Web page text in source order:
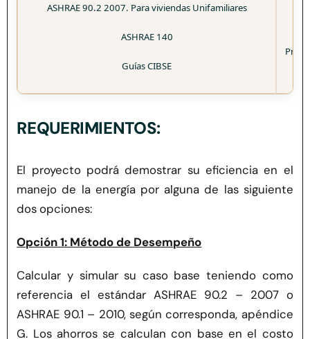
ASHRAE 90.2 2007. Para viviendas Unifamiliares
ASHRAE 140
Guías CIBSE
REQUERIMIENTOS:
El proyecto podrá demostrar su eficiencia en el
manejo de la energía por alguna de las siguiente
dos opciones:
Opción 1: Método de Desempeño
Calcular y simular su caso base teniendo como
referencia el estándar ASHRAE 90.2 – 2007 o
ASHRAE 90.1 – 2010, según corresponda, apéndice
G. Los ahorros se calculan con base en el costo